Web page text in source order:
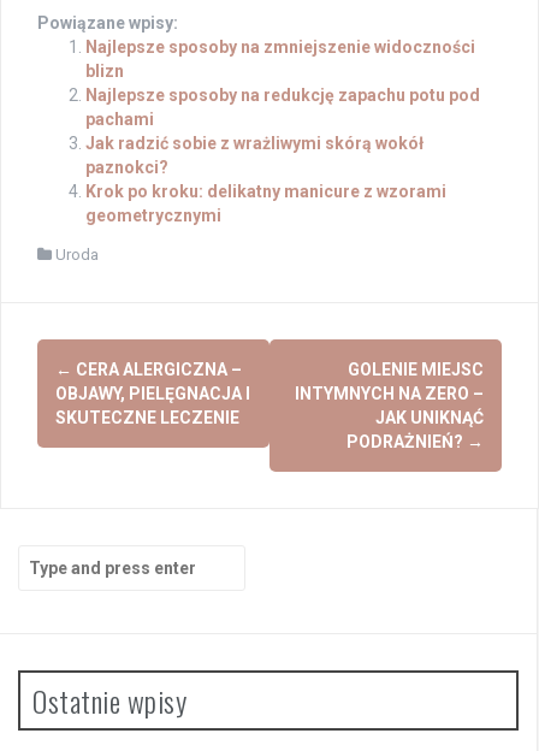
Powiązane wpisy:
Najlepsze sposoby na zmniejszenie widoczności
blizn
Najlepsze sposoby na redukcję zapachu potu pod
pachami
Jak radzić sobie z wrażliwymi skórą wokół
paznokci?
Krok po kroku: delikatny manicure z wzorami
geometrycznymi
Uroda
Post
navigation
← CERA ALERGICZNA –
OBJAWY, PIELĘGNACJA I
SKUTECZNE LECZENIE
GOLENIE MIEJSC
INTYMNYCH NA ZERO –
JAK UNIKNĄĆ
PODRAŻNIEŃ? →
for:
Ostatnie wpisy